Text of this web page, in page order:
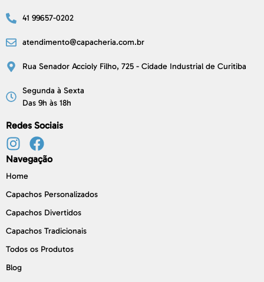
41 99657-0202
atendimento@capacheria.com.br
Rua Senador Accioly Filho, 725 - Cidade Industrial de Curitiba
Segunda à Sexta
Das 9h às 18h
Redes Sociais
Navegação
Home
Capachos Personalizados
Capachos Divertidos
Capachos Tradicionais
Todos os Produtos
Blog